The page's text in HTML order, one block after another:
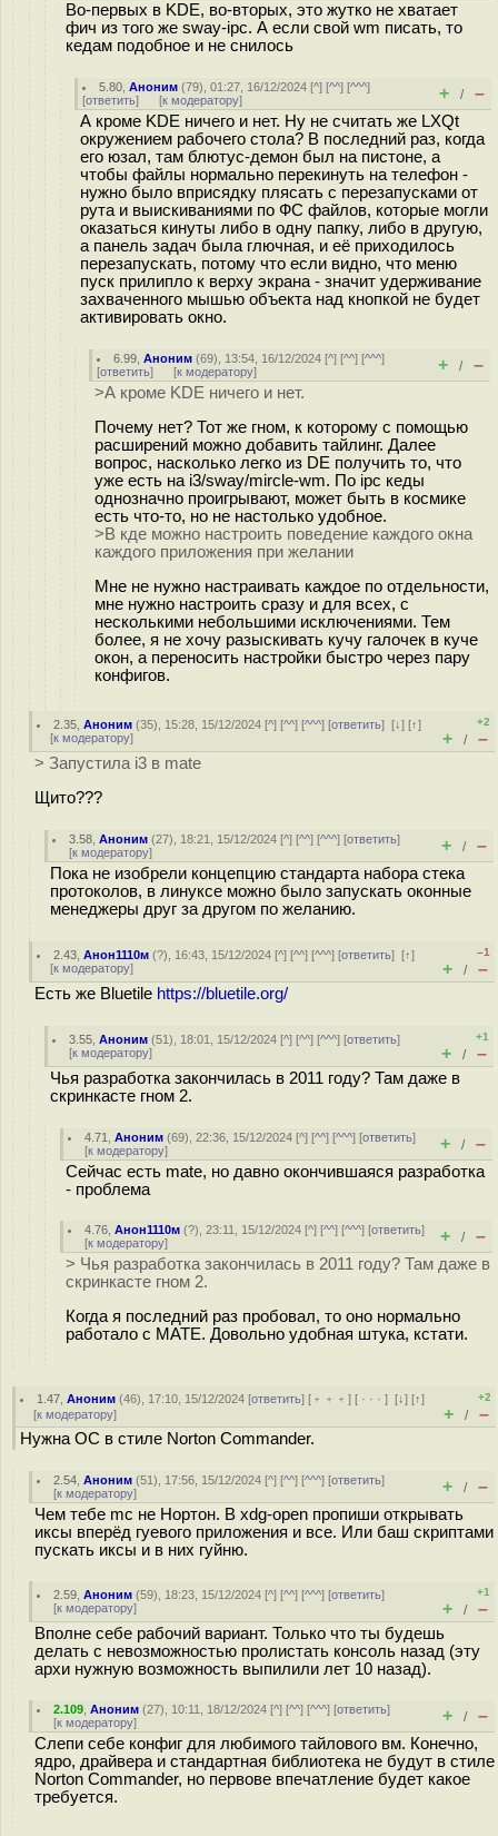
Во-первых в KDE, во-вторых, это жутко не хватает
фич из того же sway-ipc. А если свой wm писать, то
кедам подобное и не снилось
5.80 ,Аноним (79), 01:27, 16/12/2024 [^] [^^] [^^^]
[ответить] [к модератору] + / –
А кроме KDE ничего и нет. Ну не считать же LXQt
окружением рабочего стола? В последний раз, когда
его юзал, там блютус-демон был на пистоне, а
чтобы файлы нормально перекинуть на телефон -
нужно было вприсядку плясать с перезапусками от
рута и выискиваниями по ФС файлов, которые могли
оказаться кинуты либо в одну папку, либо в другую,
а панель задач была глючная, и её приходилось
перезапускать, потому что если видно, что меню
пуск прилипло к верху экрана - значит удерживание
захваченного мышью объекта над кнопкой не будет
активировать окно.
6.99 ,Аноним (69), 13:54, 16/12/2024 [^] [^^] [^^^]
[ответить] [к модератору] + / –
>А кроме KDE ничего и нет.
Почему нет? Тот же гном, к которому с помощью
расширений можно добавить тайлинг. Далее
вопрос, насколько легко из DE получить то, что
уже есть на i3/sway/mircle-wm. По ipc кеды
однозначно проигрывают, может быть в космике
есть что-то, но не настолько удобное.
>В кде можно настроить поведение каждого окна
каждого приложения при желании
Мне не нужно настраивать каждое по отдельности,
мне нужно настроить сразу и для всех, с
несколькими небольшими исключениями. Тем
более, я не хочу разыскивать кучу галочек в куче
окон, а переносить настройки быстро через пару
конфигов.
2.35 ,Аноним (35), 15:28, 15/12/2024 [^] [^^] [^^^] [ответить][↓] [↑]
[к модератору]
+2
+ / –
> Запустила i3 в mate
Щито???
3.58 ,Аноним (27), 18:21, 15/12/2024 [^] [^^] [^^^] [ответить]
[к модератору] + / –
Пока не изобрели концепцию стандарта набора стека
протоколов, в линуксе можно было запускать оконные
менеджеры друг за другом по желанию.
2.43 ,Анон1110м (?), 16:43, 15/12/2024 [^] [^^] [^^^] [ответить][↑]
[к модератору]
–1
+ / –
Есть же Bluetile https://bluetile.org/
3.55 ,Аноним (51), 18:01, 15/12/2024 [^] [^^] [^^^] [ответить]
[к модератору]
+1
+ / –
Чья разработка закончилась в 2011 году? Там даже в
скринкасте гном 2.
4.71 ,Аноним (69), 22:36, 15/12/2024 [^] [^^] [^^^] [ответить]
[к модератору] + / –
Сейчас есть mate, но давно окончившаяся разработка
- проблема
4.76 ,Анон1110м (?), 23:11, 15/12/2024 [^] [^^] [^^^] [ответить]
[к модератору] + / –
> Чья разработка закончилась в 2011 году? Там даже в
скринкасте гном 2.
Когда я последний раз пробовал, то оно нормально
работало с MATE. Довольно удобная штука, кстати.
1.47 ,Аноним (46), 17:10, 15/12/2024 [ответить] [ ﹢﹢﹢] [ · · ·][↓] [↑]
[к модератору]
+2
+ / –
Нужна ОС в стиле Norton Commander.
2.54 ,Аноним (51), 17:56, 15/12/2024 [^] [^^] [^^^] [ответить]
[к модератору] + / –
Чем тебе mc не Нортон. В xdg-open пропиши открывать
иксы вперёд гуевого приложения и все. Или баш скриптами
пускать иксы и в них гуйню.
2.59 ,Аноним (59), 18:23, 15/12/2024 [^] [^^] [^^^] [ответить]
[к модератору]
+1
+ / –
Вполне себе рабочий вариант. Только что ты будешь
делать с невозможностью пролистать консоль назад (эту
архи нужную возможность выпилили лет 10 назад).
2.109 ,Аноним (27), 10:11, 18/12/2024 [^] [^^] [^^^] [ответить]
[к модератору] + / –
Слепи себе конфиг для любимого тайлового вм. Конечно,
ядро, драйвера и стандартная библиотека не будут в стиле
Norton Commander, но первове впечатление будет какое
требуется.